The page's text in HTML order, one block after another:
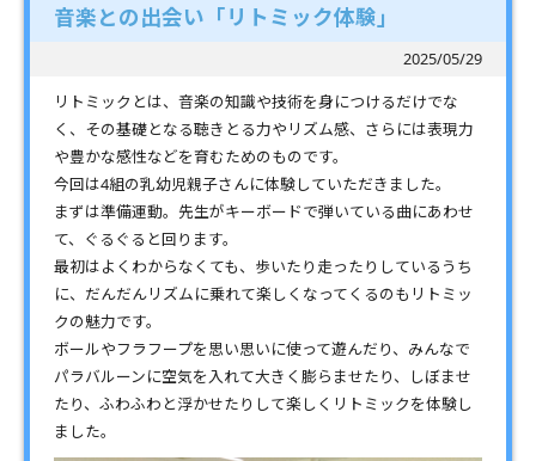
音楽との出会い「リトミック体験」
2025/05/29
リトミックとは、音楽の知識や技術を身につけるだけでな
く、その基礎となる聴きとる力やリズム感、さらには表現力
や豊かな感性などを育むためのものです。
今回は4組の乳幼児親子さんに体験していただきました。
まずは準備運動。先生がキーボードで弾いている曲にあわせ
て、ぐるぐると回ります。
最初はよくわからなくても、歩いたり走ったりしているうち
に、だんだんリズムに乗れて楽しくなってくるのもリトミッ
クの魅力です。
ボールやフラフープを思い思いに使って遊んだり、みんなで
パラバルーンに空気を入れて大きく膨らませたり、しぼませ
たり、ふわふわと浮かせたりして楽しくリトミックを体験し
ました。